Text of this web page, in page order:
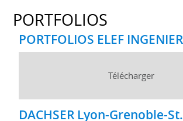
PORTFOLIOS
PORTFOLIOS ELEF
Télécharger
DACHSER Lyon-Grenoble-